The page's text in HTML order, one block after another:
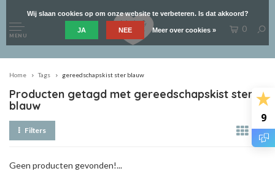
9
MENU
0
Home Tags gereedschapskist ster blauw
Producten getagd met gereedschapskist ster
blauw
Filters
Geen producten gevonden!...
Wij slaan cookies op om onze website te verbeteren. Is dat akkoord?
JA NEE Meer over cookies »